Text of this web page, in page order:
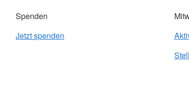
Spenden
Jetzt spenden